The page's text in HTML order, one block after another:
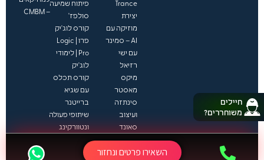
חיילים
משוחררים?
Trance
יצירת
מוזיקה עם
AI – סמינר
עם ישי
רזיאל
מיקס
מאסטר
סינתזה
ועיצוב
סאונד
עיבוד
והפקה
פיתוח שמיעה
סולפז'
קורס לוג'יק
פרו | Logic
Pro | לימודי
לוג'יק
קורס תכלס
עם שגיא
ברייטנר
שיתופי פעולה
ונטוורקינג
אקסלוסיביים
– CMBM
השאירו פרטים ונחזור